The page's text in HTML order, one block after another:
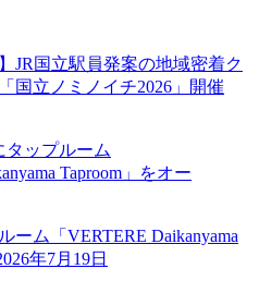
JR国立駅員発案の地域密着ク
国立ノミノイチ2026」開催
ーム「VERTERE Daikanyama
年7月19日